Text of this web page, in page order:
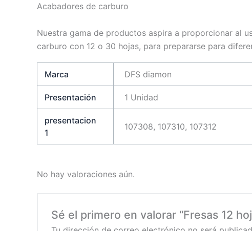
Acabadores de carburo
Nuestra gama de productos aspira a proporcionar al
carburo con 12 o 30 hojas, para prepararse para
Marca DFS diamon
Presentación 1 Unidad
presentacion
1
107308, 107310, 107312
No hay valoraciones aún.
Sé el primero en valorar “Fresas 12